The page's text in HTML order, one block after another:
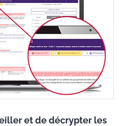
et de décrypter les